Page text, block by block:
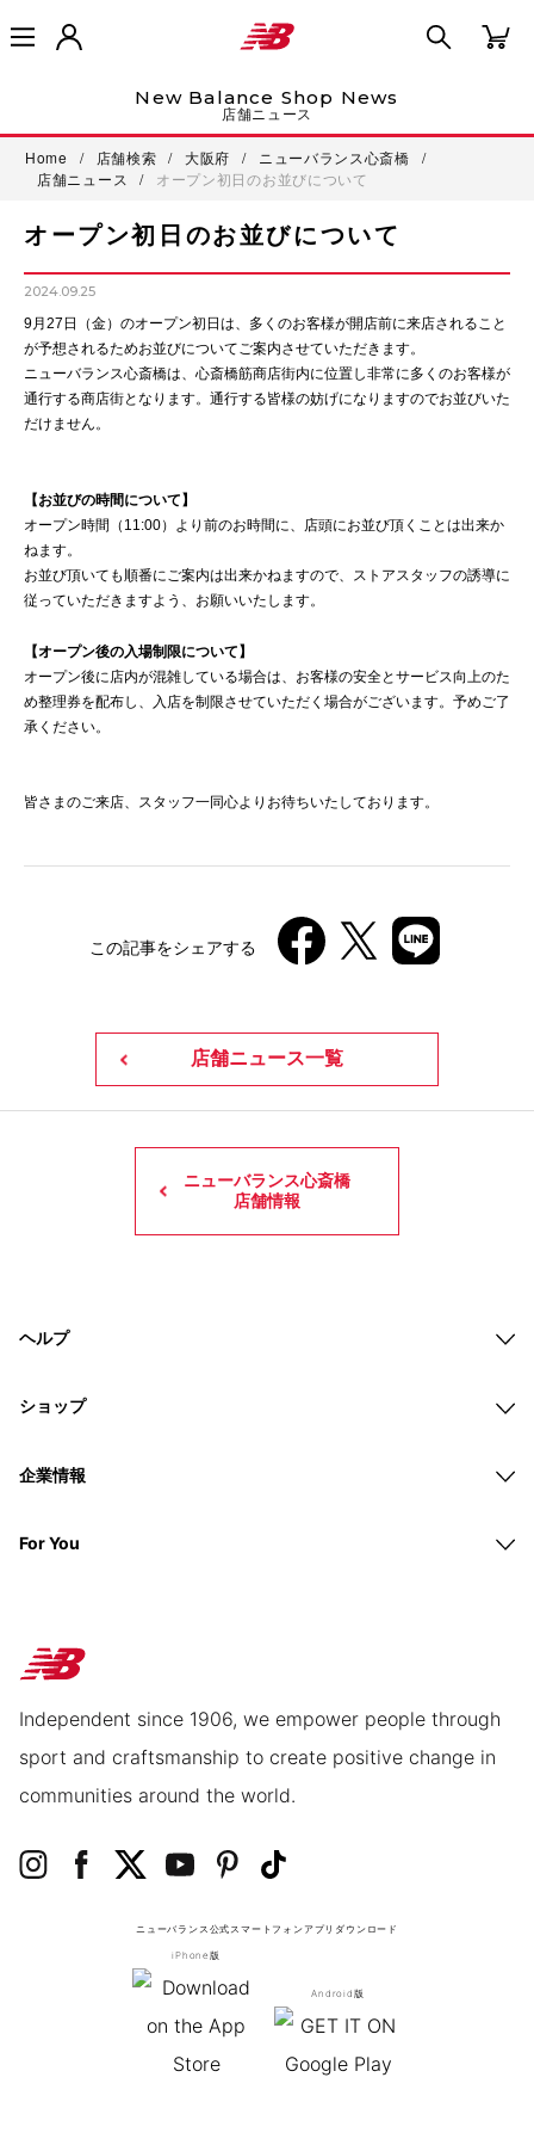
New Balance Shop News
店舗ニュース
Home / 店舗検索 / 大阪府 / ニューバランス心斎橋
/
店舗ニュース
/ オープン初日のお並びについて
オープン初日のお並びについて
2024.09.25
9月27日（金）のオープン初日は、多くのお客様が開店前に来店されること
が予想されるためお並びについてご案内させていただきます。
ニューバランス心斎橋は、心斎橋筋商店街内に位置し非常に多くのお客様が
通行する商店街となります。通行する皆様の妨げになりますのでお並びいた
だけません。
【お並びの時間について】
オープン時間（11:00）より前のお時間に、店頭にお並び頂くことは出来か
ねます。
お並び頂いても順番にご案内は出来かねますので、ストアスタッフの誘導に
従っていただきますよう、お願いいたします。
【オープン後の入場制限について】
オープン後に店内が混雑している場合は、お客様の安全とサービス向上のた
め整理券を配布し、入店を制限させていただく場合がございます。予めご了
承ください。
皆さまのご来店、スタッフ一同心よりお待ちいたしております。
この記事をシェアする
店舗ニュース一覧
ニューバランス心斎橋
店舗情報
ヘルプ
ショップ
企業情報
For You
Independent since 1906, we empower people through
sport and craftsmanship to create positive change in
communities around the world.
ニューバランス公式スマートフォンアプリ ダウンロード
iPhone版
Android版